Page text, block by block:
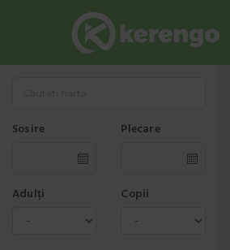
Sosire Plecare
Adulți Copii